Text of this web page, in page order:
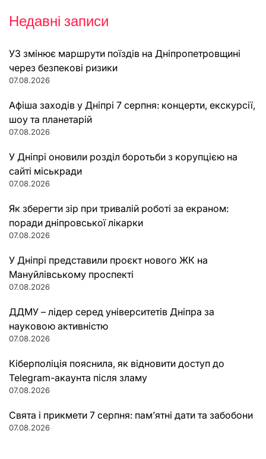
Недавні записи
УЗ змінює маршрути поїздів на Дніпропетровщині
через безпекові ризики
07.08.2026
Афіша заходів у Дніпрі 7 серпня: концерти, екскурсії,
шоу та планетарій
07.08.2026
У Дніпрі оновили розділ боротьби з корупцією на
сайті міськради
07.08.2026
Як зберегти зір при тривалій роботі за екраном:
поради дніпровської лікарки
07.08.2026
У Дніпрі представили проєкт нового ЖК на
Мануйлівському проспекті
07.08.2026
ДДМУ – лідер серед університетів Дніпра за
науковою активністю
07.08.2026
Кіберполіція пояснила, як відновити доступ до
Telegram-акаунта після зламу
07.08.2026
Свята і прикмети 7 серпня: пам’ятні дати та забобони
07.08.2026